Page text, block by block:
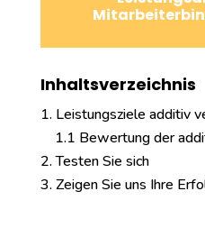
Inhaltsverzeichnis
Leistungsziele additiv
1.1 Bewertung der
Testen Sie sich
Zeigen Sie uns Ihre